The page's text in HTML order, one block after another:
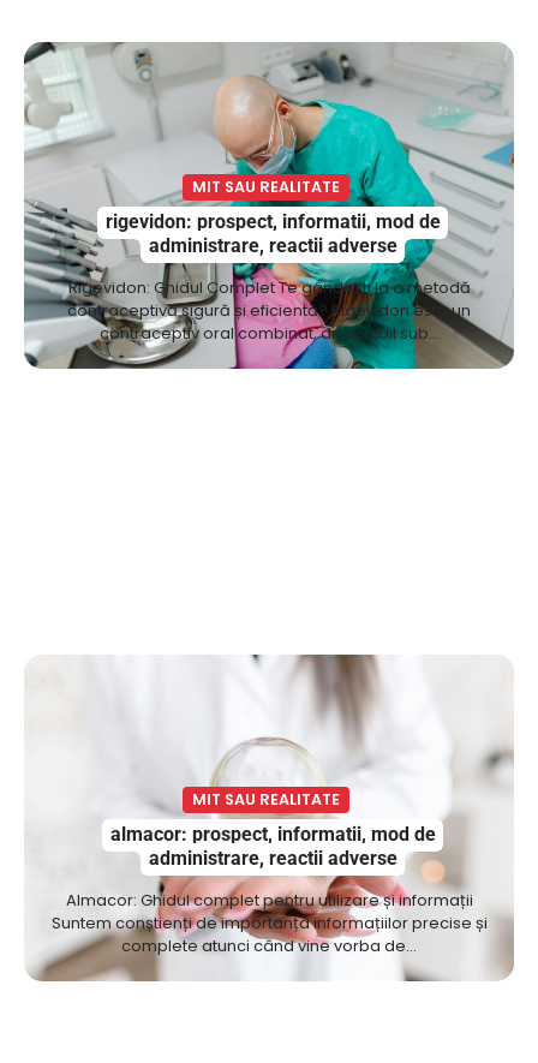
MIT SAU REALITATE
rigevidon: prospect, informatii, mod de
administrare, reactii adverse
Rigevidon: Ghidul Complet Te gândești la o metodă
contraceptivă sigură și eficientă? Rigevidon este un
contraceptiv oral combinat, disponibil sub…
MIT SAU REALITATE
almacor: prospect, informatii, mod de
administrare, reactii adverse
Almacor: Ghidul complet pentru utilizare și informații
Suntem conștienți de importanța informațiilor precise și
complete atunci când vine vorba de…